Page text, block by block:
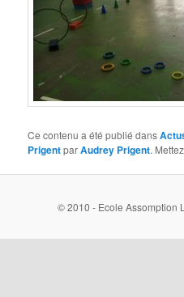
Ce contenu a été publié dans
PrigentparAudrey Prigent.
© 2010 - Ecole Assomption